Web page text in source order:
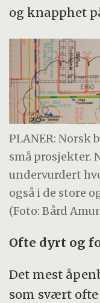
og knapphet
PLANER:
små prosjekter.
undervurdert
også i de store
(Foto: Bård
Ofte dyrt og
Det mest
som svært